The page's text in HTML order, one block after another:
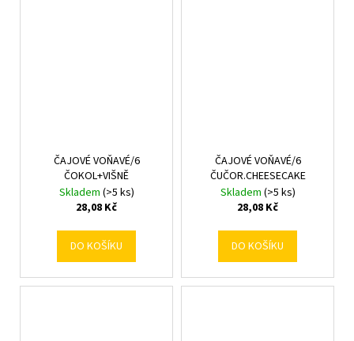
ČAJOVÉ VOŇAVÉ/6
ČOKOL+VIŠNĚ
Skladem (>5 ks)
28,08 Kč
DO KOŠÍKU
ČAJOVÉ VOŇAVÉ/6
ČUČOR.CHEESECAKE
Skladem (>5 ks)
28,08 Kč
DO KOŠÍKU